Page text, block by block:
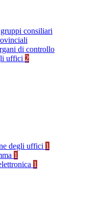
consiliari
di controllo
uffici 2
degli uffici 1
1
1